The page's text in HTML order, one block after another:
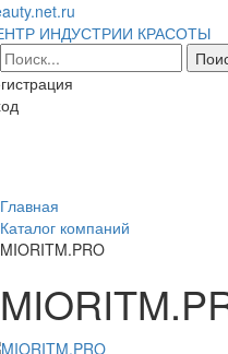
ИНДУСТРИИ КРАСОТЫ
Главная
Каталог компаний
MIORITM.PRO